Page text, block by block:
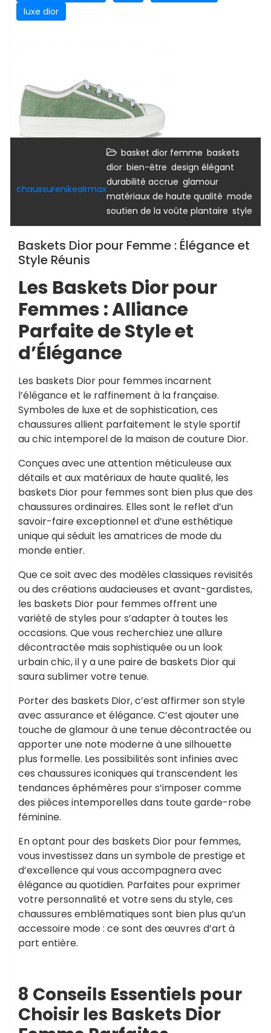
luxe dior
chaussurenikeairmax
basket dior femme baskets
dior bien-être design élégant
durabilité accrue glamour
matériaux de haute qualité mode
soutien de la voûte plantaire style
Baskets Dior pour Femme : Élégance et
Style Réunis
Les Baskets Dior pour
Femmes : Alliance
Parfaite de Style et
d’Élégance
Les baskets Dior pour femmes incarnent
l’élégance et le raffinement à la française.
Symboles de luxe et de sophistication, ces
chaussures allient parfaitement le style sportif
au chic intemporel de la maison de couture Dior.
Conçues avec une attention méticuleuse aux
détails et aux matériaux de haute qualité, les
baskets Dior pour femmes sont bien plus que des
chaussures ordinaires. Elles sont le reflet d’un
savoir-faire exceptionnel et d’une esthétique
unique qui séduit les amatrices de mode du
monde entier.
Que ce soit avec des modèles classiques revisités
ou des créations audacieuses et avant-gardistes,
les baskets Dior pour femmes offrent une
variété de styles pour s’adapter à toutes les
occasions. Que vous recherchiez une allure
décontractée mais sophistiquée ou un look
urbain chic, il y a une paire de baskets Dior qui
saura sublimer votre tenue.
Porter des baskets Dior, c’est affirmer son style
avec assurance et élégance. C’est ajouter une
touche de glamour à une tenue décontractée ou
apporter une note moderne à une silhouette
plus formelle. Les possibilités sont infinies avec
ces chaussures iconiques qui transcendent les
tendances éphémères pour s’imposer comme
des pièces intemporelles dans toute garde-robe
féminine.
En optant pour des baskets Dior pour femmes,
vous investissez dans un symbole de prestige et
d’excellence qui vous accompagnera avec
élégance au quotidien. Parfaites pour exprimer
votre personnalité et votre sens du style, ces
chaussures emblématiques sont bien plus qu’un
accessoire mode : ce sont des œuvres d’art à
part entière.
8 Conseils Essentiels pour
Choisir les Baskets Dior